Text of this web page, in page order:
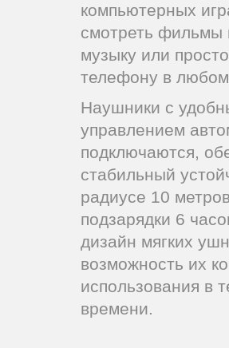
компьютерных
смотреть
музыку или
телефону в
Наушники с
управлением
подключаются,
стабильный
радиусе 10
подзарядки 6
дизайн мягких
возможность их
использования в
времени.